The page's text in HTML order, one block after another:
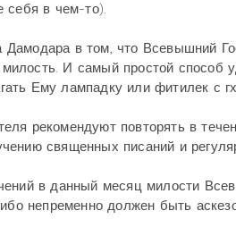
себя в чем-то).
в том, что Всевышний
И самый простой способ
Ему лампадку или фитилек с
рекомендуют повторять в
священных писаний и
в данный месяц милости
непременно должен быть